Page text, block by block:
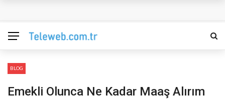
04 Mart -17 Mart 2015 Yargıtay Haber ve Duyurular
BLOG
Emekli Olunca Ne Kadar Maaş Alırım